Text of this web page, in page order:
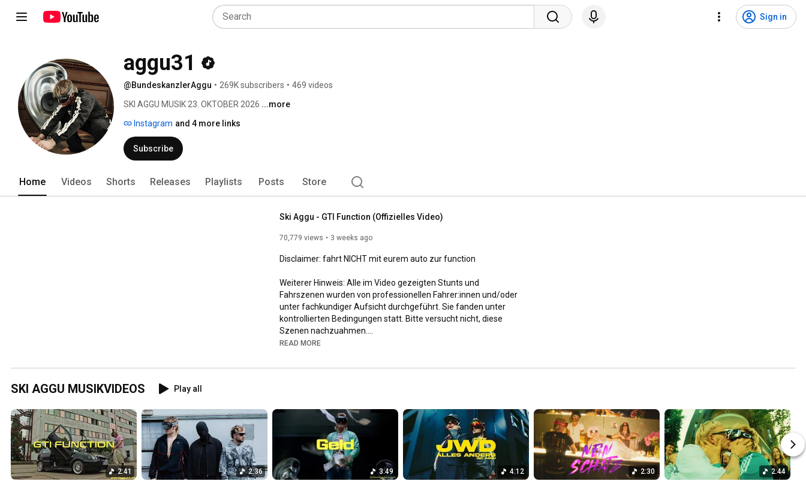
Sign in
aggu31
@BundeskanzlerAggu • 269K subscribers • 469 videos
SKI AGGU MUSIK 23. OKTOBER 2026 ...more
Instagram and 4 more links
Subscribe
Home Videos Shorts Releases Playlists Posts Store
Ski Aggu - GTI Function (Offizielles Video)
70,779 views 3 weeks ago
Disclaimer: fahrt NICHT mit eurem auto zur function
Weiterer Hinweis: Alle im Video gezeigten Stunts und
Fahrszenen wurden von professionellen Fahrer:innen und/oder
unter fachkundiger Aufsicht durchgeführt. Sie fanden unter
kontrollierten Bedingungen statt. Bitte versucht nicht, diese
Szenen nachzuahmen.
https://open.spotify.com/intl-de/albu...
Beat: nocashfromparents
Insta Aggu: @wer.ist.aggu
TikTok Aggu: @weristaggu
READ MORE
SKI AGGU MUSIKVIDEOS Play all
2:41 2:36 3:49 4:12 2:30 2:44